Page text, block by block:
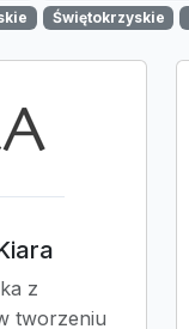
Świętokrzyskie
z
tworzeniu